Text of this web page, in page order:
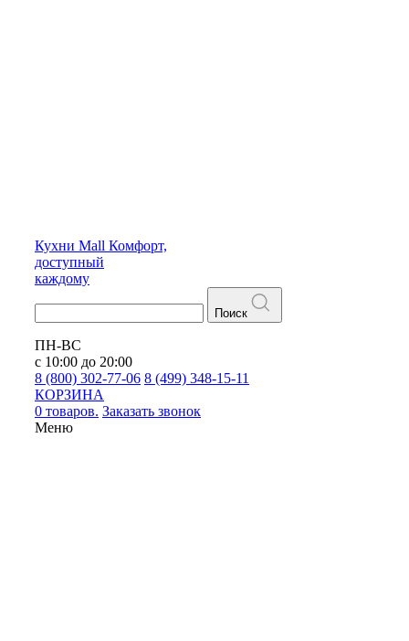
Кухни Mall Комфорт,
доступный
каждому
Поиск
ПН-ВС
с 10:00 до 20:00
8 (800) 302-77-06 8 (499) 348-15-11
КОРЗИНА
0 товаров. Заказать звонок
Меню